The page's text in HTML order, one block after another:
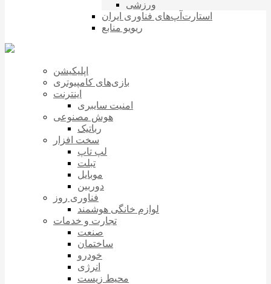
ورزشی
استارت‌آپ‌های فناوری ایران
ریویو منابع
اپلیکیشن
بازی‌های کامپیوتری
اینترنت
امنیت سایبری
هوش مصنوعی
رباتیک
سخت افزار
لپ تاپ
تبلت
موبایل
دوربین
فناوری روز
لوازم خانگی هوشمند
تجارت و خدمات
صنعت
ساختمان
خودرو
انرژی
محیط زیست